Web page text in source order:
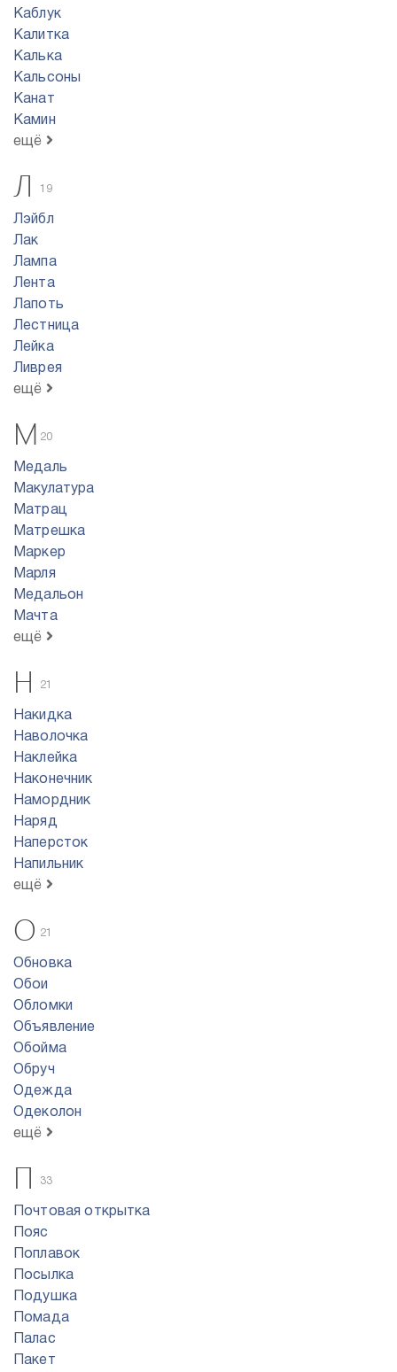
Каблук
Калитка
Калька
Кальсоны
Канат
Камин
ещё
Л 19
Лэйбл
Лак
Лампа
Лента
Лапоть
Лестница
Лейка
Ливрея
ещё
М 20
Медаль
Макулатура
Матрац
Матрешка
Маркер
Марля
Медальон
Мачта
ещё
Н 21
Накидка
Наволочка
Наклейка
Наконечник
Намордник
Наряд
Наперсток
Напильник
ещё
О 21
Обновка
Обои
Обломки
Объявление
Обойма
Обруч
Одежда
Одеколон
ещё
П 33
Почтовая открытка
Пояс
Поплавок
Посылка
Подушка
Помада
Палас
Пакет